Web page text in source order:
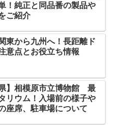
！純正と同品番の製品や
ご紹介
東から九州へ！長距離ド
意点とお役立ち情報
県】相模原市立博物館 最
リウム！入場前の様子や
座席、駐車場について